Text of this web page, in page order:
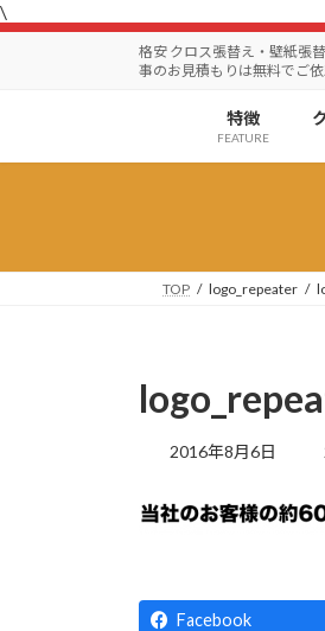
\コ
プ
ナ
動
格安 クロス張替え・壁紙張
事のお見積もりは無料でご依
特徴
FEATURE
TOP logo_repeater
2016年8月6日
Facebook